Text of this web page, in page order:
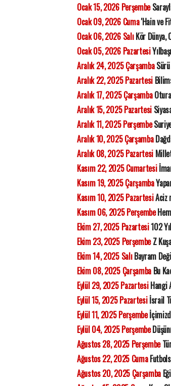
Ocak 15, 2026 Perşembe
Ocak 09, 2026 Cuma'Hain ve
Ocak 06, 2026 SalıKör Dünya,
Ocak 05, 2026 Pazartesi
Aralık 24, 2025 ÇarşambaSürü
Aralık 22, 2025 Pazartesi
Aralık 17, 2025 Çarşamba
Aralık 15, 2025 Pazartesi
Aralık 11, 2025 Perşembe
Aralık 10, 2025 Çarşamba
Aralık 08, 2025 Pazartesi
Kasım 22, 2025 Cumartesi
Kasım 19, 2025 Çarşamba
Kasım 10, 2025 PazartesiAciz
Kasım 06, 2025 Perşembe
Ekim 27, 2025 Pazartesi102
Ekim 23, 2025 PerşembeZ
Ekim 14, 2025 SalıBayram
Ekim 08, 2025 ÇarşambaBu
Eylül 29, 2025 PazartesiHangi
Eylül 15, 2025 Pazartesiİsrail
Eylül 11, 2025 Perşembe
Eylül 04, 2025 Perşembe
Ağustos 28, 2025 Perşembe
Ağustos 22, 2025 Cuma
Ağustos 20, 2025 Çarşamba